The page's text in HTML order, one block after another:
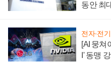
동안 최
전자·전
[AI 뭉쳐
I' 동맹